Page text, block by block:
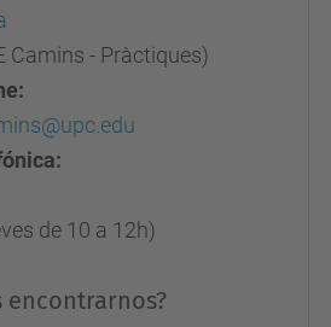
Camins - Pràctiques)
de 10 a 12h)
encontrarnos?